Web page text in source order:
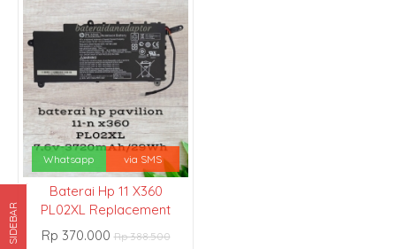
Whatsapp via SMS
Baterai Hp 11 X360
PL02XL Replacement
Rp 370.000Rp 388.500
SIDEBAR